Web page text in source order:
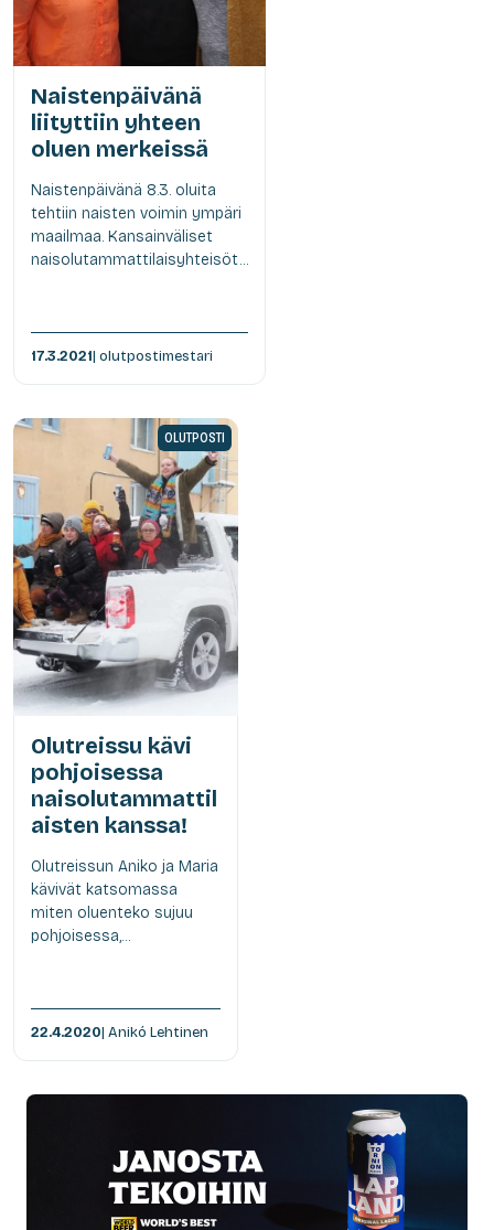
Naistenpäivänä
liityttiin yhteen
oluen merkeissä
Naistenpäivänä 8.3. oluita
tehtiin naisten voimin ympäri
maailmaa. Kansainväliset
naisolutammattilaisyhteisöt...
17.3.2021| olutpostimestari
OLUTPOSTI
Olutreissu kävi
pohjoisessa
naisolutammattil
aisten kanssa!
Olutreissun Aniko ja Maria
kävivät katsomassa
miten oluenteko sujuu
pohjoisessa,...
22.4.2020| Anikó Lehtinen